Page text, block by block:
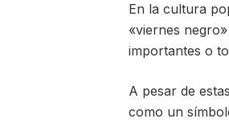
En la cultura
«viernes
importantes o
A pesar de
como un